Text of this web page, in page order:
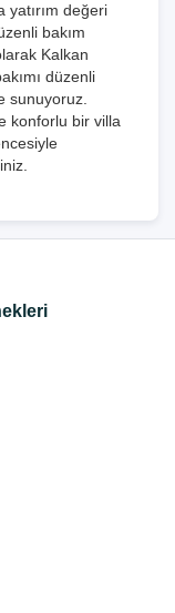
yatırım değeri
bakım
Kalkan
düzenli
sunuyoruz.
konforlu bir villa